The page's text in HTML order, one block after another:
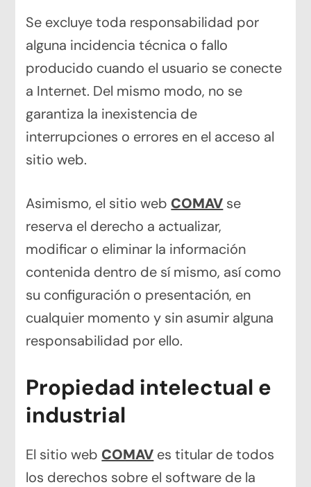
Se excluye toda responsabilidad por
alguna incidencia técnica o fallo
producido cuando el usuario se conecte
a Internet. Del mismo modo, no se
garantiza la inexistencia de
interrupciones o errores en el acceso al
sitio web.
Asimismo, el sitio web COMAV se
reserva el derecho a actualizar,
modificar o eliminar la información
contenida dentro de sí mismo, así como
su configuración o presentación, en
cualquier momento y sin asumir alguna
responsabilidad por ello.
Propiedad intelectual e
industrial
El sitio web COMAV es titular de todos
los derechos sobre el software de la